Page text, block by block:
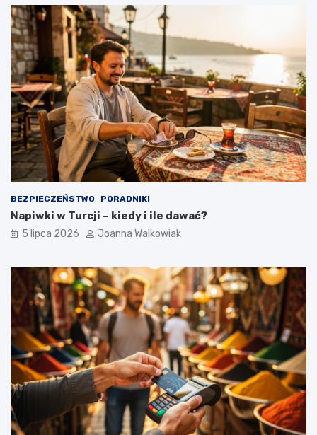
BEZPIECZEŃSTWO PORADNIKI
Napiwki w Turcji – kiedy i ile dawać?
5 lipca 2026 Joanna Walkowiak